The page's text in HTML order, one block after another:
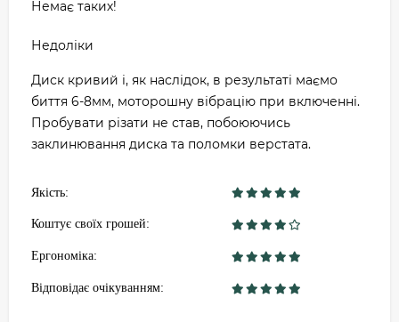
Немає таких!
Недоліки
Диск кривий і, як наслідок, в результаті маємо
биття 6-8мм, моторошну вібрацію при включенні.
Пробувати різати не став, побоюючись
заклинювання диска та поломки верстата.
Якість:
Коштує своїх грошей:
Ергономіка:
Відповідає очікуванням: